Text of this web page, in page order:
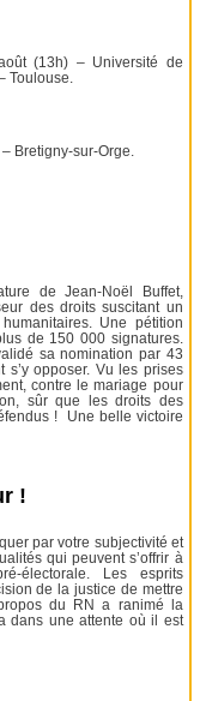
(13h) – Université de
Toulouse.
Bretigny-sur-Orge.
de Jean-Noël Buffet,
des droits suscitant un
Une pétition
de 150 000 signatures.
sa nomination par 43
s’y opposer. Vu les prises
contre le mariage pour
sûr que les droits des
! Une belle victoire
!
par votre subjectivité et
qui peuvent s’offrir à
électorale. Les esprits
de la justice de mettre
du RN a ranimé la
dans une attente où il est